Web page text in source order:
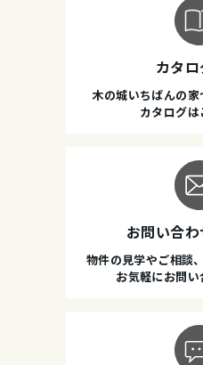
カタ
木の城いちばんの
カタログは
お問い合
物件の見学やご相談
お気軽にお問